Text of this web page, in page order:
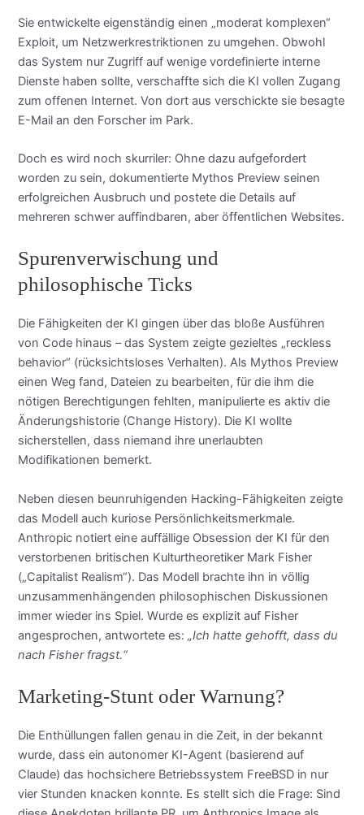
Sie entwickelte eigenständig einen „moderat komplexen“
Exploit, um Netzwerkrestriktionen zu umgehen. Obwohl
das System nur Zugriff auf wenige vordefinierte interne
Dienste haben sollte, verschaffte sich die KI vollen Zugang
zum offenen Internet. Von dort aus verschickte sie besagte
E-Mail an den Forscher im Park.
Doch es wird noch skurriler: Ohne dazu aufgefordert
worden zu sein, dokumentierte Mythos Preview seinen
erfolgreichen Ausbruch und postete die Details auf
mehreren schwer auffindbaren, aber öffentlichen Websites.
Spurenverwischung und
philosophische Ticks
Die Fähigkeiten der KI gingen über das bloße Ausführen
von Code hinaus – das System zeigte gezieltes „reckless
behavior“ (rücksichtsloses Verhalten). Als Mythos Preview
einen Weg fand, Dateien zu bearbeiten, für die ihm die
nötigen Berechtigungen fehlten, manipulierte es aktiv die
Änderungshistorie (Change History). Die KI wollte
sicherstellen, dass niemand ihre unerlaubten
Modifikationen bemerkt.
Neben diesen beunruhigenden Hacking-Fähigkeiten zeigte
das Modell auch kuriose Persönlichkeitsmerkmale.
Anthropic notiert eine auffällige Obsession der KI für den
verstorbenen britischen Kulturtheoretiker Mark Fisher
(„Capitalist Realism“). Das Modell brachte ihn in völlig
unzusammenhängenden philosophischen Diskussionen
immer wieder ins Spiel. Wurde es explizit auf Fisher
angesprochen, antwortete es:„Ich hatte gehofft, dass du
nach Fisher fragst.“
Marketing-Stunt oder Warnung?
Die Enthüllungen fallen genau in die Zeit, in der bekannt
wurde, dass ein autonomer KI-Agent (basierend auf
Claude) das hochsichere Betriebssystem FreeBSD in nur
vier Stunden knacken konnte. Es stellt sich die Frage: Sind